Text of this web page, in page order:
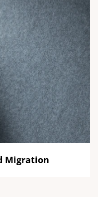
Migration